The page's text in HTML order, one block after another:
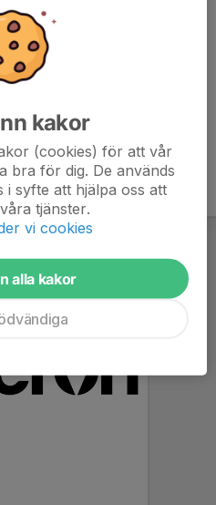
kakor
(cookies) för att vår
bra för dig. De används
syfte att hjälpa oss att
tjänster.
vi cookies
alla kakor